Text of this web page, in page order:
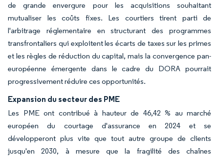
de grande envergure pour les acquisitions souhaitant
mutualiser les coûts fixes. Les courtiers tirent parti de
l'arbitrage réglementaire en structurant des programmes
transfrontaliers qui exploitent les écarts de taxes sur les primes
et les règles de réduction du capital, mais la convergence pan-
européenne émergente dans le cadre du DORA pourrait
progressivement réduire ces opportunités.
Expansion du secteur des PME
Les PME ont contribué à hauteur de 46,42 % au marché
européen du courtage d'assurance en 2024 et se
développeront plus vite que tout autre groupe de clients
jusqu'en 2030, à mesure que la fragilité des chaînes